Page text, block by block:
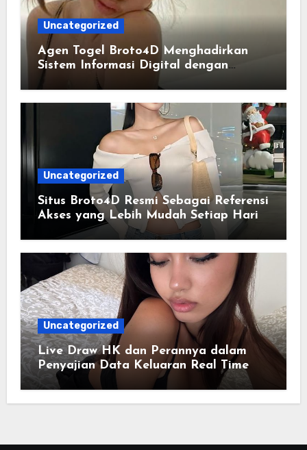
Uncategorized
Agen Togel Broto4D Menghadirkan
Sistem Informasi Digital dengan
Navigasi yang Lebih Efisien
Uncategorized
Situs Broto4D Resmi Sebagai Referensi
Akses yang Lebih Mudah Setiap Hari
Uncategorized
Live Draw HK dan Perannya dalam
Penyajian Data Keluaran Real Time